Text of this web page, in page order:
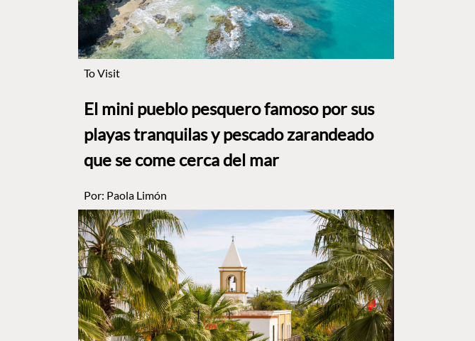
To Visit
El mini pueblo pesquero famoso por sus
playas tranquilas y pescado zarandeado
que se come cerca del mar
Por: Paola Limón